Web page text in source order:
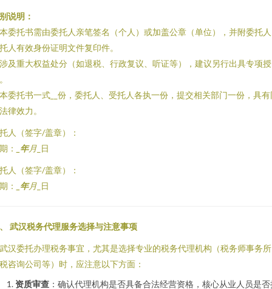
说明：
委托书需由委托人亲笔签名（个人）或加盖公章（单位），并附委托
人有效身份证明文件复印件。
及重大权益处分（如退税、行政复议、听证等），建议另行出具专项授
委托书一式__份，委托人、受托人各执一份，提交相关部门一份，具有
律效力。
人（签字/盖章）：
：
_年月 _日
人（签字/盖章）：
：
_年月 _日
武汉税务代理服务选择与注意事项
汉委托办理税务事宜，尤其是选择专业的税务代理机构（税务师事务
咨询公司等）时，应注意以下方面：
资质审查 ：确认代理机构是否具备合法经营资格，核心从业人员是否